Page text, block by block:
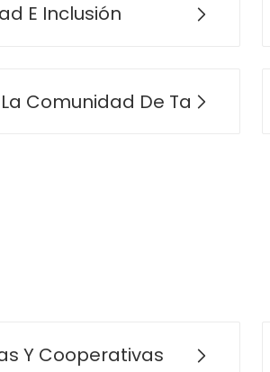
E Inclusión
Comunidad De Talentos
Y Cooperativas